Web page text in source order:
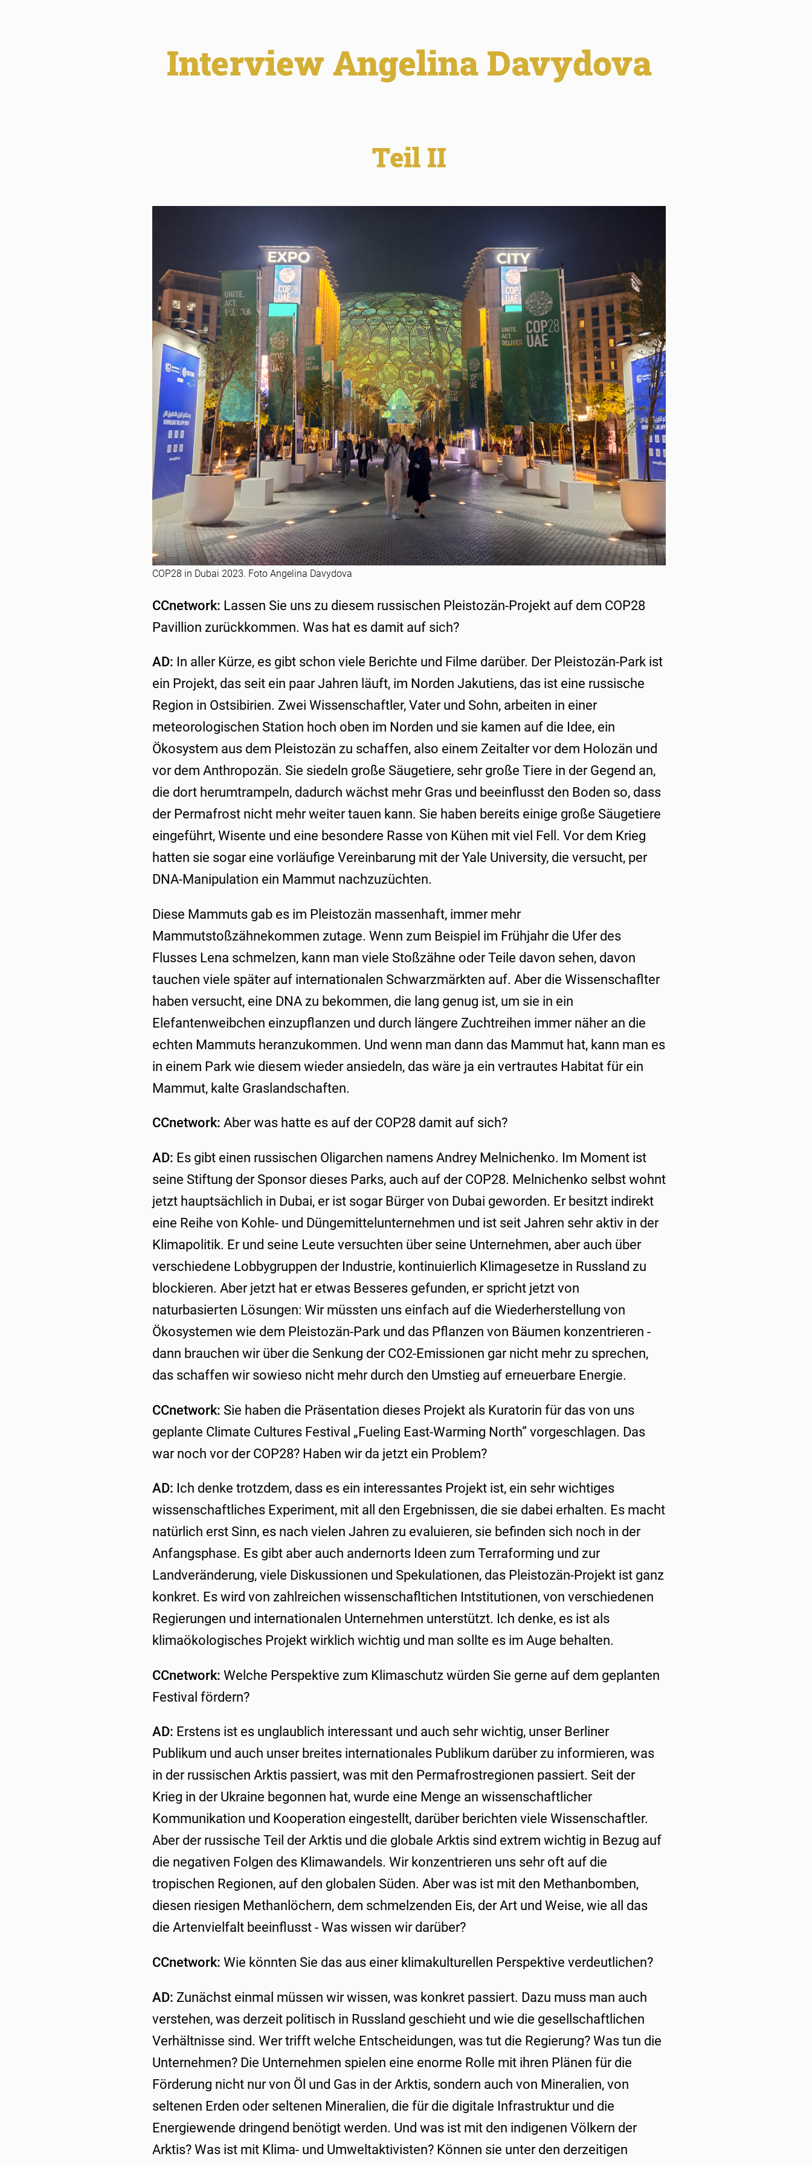
Interview Angelina Davydova
Teil II
COP28 in Dubai 2023. Foto Angelina Davydova
CCnetwork: Lassen Sie uns zu diesem russischen Pleistozän-Projekt auf dem COP28
Pavillion zurückkommen. Was hat es damit auf sich?
AD: In aller Kürze, es gibt schon viele Berichte und Filme darüber. Der Pleistozän-Park ist
ein Projekt, das seit ein paar Jahren läuft, im Norden Jakutiens, das ist eine russische
Region in Ostsibirien. Zwei Wissenschaftler, Vater und Sohn, arbeiten in einer
meteorologischen Station hoch oben im Norden und sie kamen auf die Idee, ein
Ökosystem aus dem Pleistozän zu schaffen, also einem Zeitalter vor dem Holozän und
vor dem Anthropozän. Sie siedeln große Säugetiere, sehr große Tiere in der Gegend an,
die dort herumtrampeln, dadurch wächst mehr Gras und beeinflusst den Boden so, dass
der Permafrost nicht mehr weiter tauen kann. Sie haben bereits einige große Säugetiere
eingeführt, Wisente und eine besondere Rasse von Kühen mit viel Fell. Vor dem Krieg
hatten sie sogar eine vorläufige Vereinbarung mit der Yale University, die versucht, per
DNA-Manipulation ein Mammut nachzuzüchten.
Diese Mammuts gab es im Pleistozän massenhaft, immer mehr
Mammutstoßzähnekommen zutage. Wenn zum Beispiel im Frühjahr die Ufer des
Flusses Lena schmelzen, kann man viele Stoßzähne oder Teile davon sehen, davon
tauchen viele später auf internationalen Schwarzmärkten auf. Aber die Wissenschaflter
haben versucht, eine DNA zu bekommen, die lang genug ist, um sie in ein
Elefantenweibchen einzupflanzen und durch längere Zuchtreihen immer näher an die
echten Mammuts heranzukommen. Und wenn man dann das Mammut hat, kann man es
in einem Park wie diesem wieder ansiedeln, das wäre ja ein vertrautes Habitat für ein
Mammut, kalte Graslandschaften.
CCnetwork: Aber was hatte es auf der COP28 damit auf sich?
AD: Es gibt einen russischen Oligarchen namens Andrey Melnichenko. Im Moment ist
seine Stiftung der Sponsor dieses Parks, auch auf der COP28. Melnichenko selbst wohnt
jetzt hauptsächlich in Dubai, er ist sogar Bürger von Dubai geworden. Er besitzt indirekt
eine Reihe von Kohle- und Düngemittelunternehmen und ist seit Jahren sehr aktiv in der
Klimapolitik. Er und seine Leute versuchten über seine Unternehmen, aber auch über
verschiedene Lobbygruppen der Industrie, kontinuierlich Klimagesetze in Russland zu
blockieren. Aber jetzt hat er etwas Besseres gefunden, er spricht jetzt von
naturbasierten Lösungen: Wir müssten uns einfach auf die Wiederherstellung von
Ökosystemen wie dem Pleistozän-Park und das Pflanzen von Bäumen konzentrieren -
dann brauchen wir über die Senkung der CO2-Emissionen gar nicht mehr zu sprechen,
das schaffen wir sowieso nicht mehr durch den Umstieg auf erneuerbare Energie.
CCnetwork: Sie haben die Präsentation dieses Projekt als Kuratorin für das von uns
geplante Climate Cultures Festival „Fueling East-Warming North” vorgeschlagen. Das
war noch vor der COP28? Haben wir da jetzt ein Problem?
AD: Ich denke trotzdem, dass es ein interessantes Projekt ist, ein sehr wichtiges
wissenschaftliches Experiment, mit all den Ergebnissen, die sie dabei erhalten. Es macht
natürlich erst Sinn, es nach vielen Jahren zu evaluieren, sie befinden sich noch in der
Anfangsphase. Es gibt aber auch andernorts Ideen zum Terraforming und zur
Landveränderung, viele Diskussionen und Spekulationen, das Pleistozän-Projekt ist ganz
konkret. Es wird von zahlreichen wissenschafltichen Intstitutionen, von verschiedenen
Regierungen und internationalen Unternehmen unterstützt. Ich denke, es ist als
klimaökologisches Projekt wirklich wichtig und man sollte es im Auge behalten.
CCnetwork: Welche Perspektive zum Klimaschutz würden Sie gerne auf dem geplanten
Festival fördern?
AD: Erstens ist es unglaublich interessant und auch sehr wichtig, unser Berliner
Publikum und auch unser breites internationales Publikum darüber zu informieren, was
in der russischen Arktis passiert, was mit den Permafrostregionen passiert. Seit der
Krieg in der Ukraine begonnen hat, wurde eine Menge an wissenschaftlicher
Kommunikation und Kooperation eingestellt, darüber berichten viele Wissenschaftler.
Aber der russische Teil der Arktis und die globale Arktis sind extrem wichtig in Bezug auf
die negativen Folgen des Klimawandels. Wir konzentrieren uns sehr oft auf die
tropischen Regionen, auf den globalen Süden. Aber was ist mit den Methanbomben,
diesen riesigen Methanlöchern, dem schmelzenden Eis, der Art und Weise, wie all das
die Artenvielfalt beeinflusst - Was wissen wir darüber?
CCnetwork: Wie könnten Sie das aus einer klimakulturellen Perspektive verdeutlichen?
AD: Zunächst einmal müssen wir wissen, was konkret passiert. Dazu muss man auch
verstehen, was derzeit politisch in Russland geschieht und wie die gesellschaftlichen
Verhältnisse sind. Wer trifft welche Entscheidungen, was tut die Regierung? Was tun die
Unternehmen? Die Unternehmen spielen eine enorme Rolle mit ihren Plänen für die
Förderung nicht nur von Öl und Gas in der Arktis, sondern auch von Mineralien, von
seltenen Erden oder seltenen Mineralien, die für die digitale Infrastruktur und die
Energiewende dringend benötigt werden. Und was ist mit den indigenen Völkern der
Arktis? Was ist mit Klima- und Umweltaktivisten? Können sie unter den derzeitigen